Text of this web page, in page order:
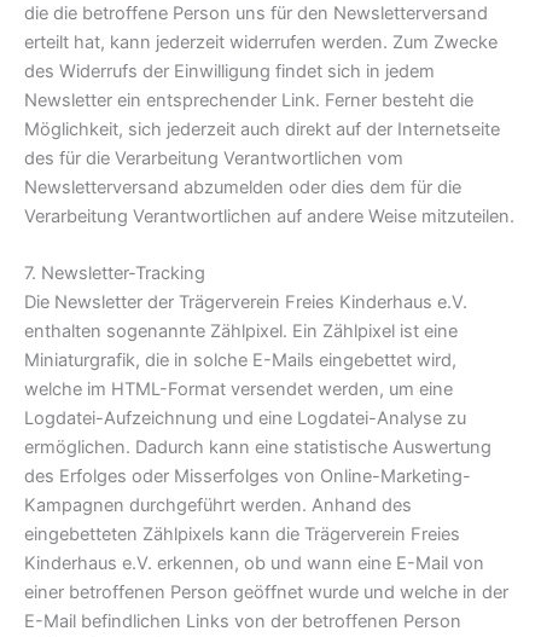
die die betroffene Person uns für den Newsletterversand
erteilt hat, kann jederzeit widerrufen werden. Zum Zwecke
des Widerrufs der Einwilligung findet sich in jedem
Newsletter ein entsprechender Link. Ferner besteht die
Möglichkeit, sich jederzeit auch direkt auf der Internetseite
des für die Verarbeitung Verantwortlichen vom
Newsletterversand abzumelden oder dies dem für die
Verarbeitung Verantwortlichen auf andere Weise mitzuteilen.
7. Newsletter-Tracking
Die Newsletter der Trägerverein Freies Kinderhaus e.V.
enthalten sogenannte Zählpixel. Ein Zählpixel ist eine
Miniaturgrafik, die in solche E-Mails eingebettet wird,
welche im HTML-Format versendet werden, um eine
Logdatei-Aufzeichnung und eine Logdatei-Analyse zu
ermöglichen. Dadurch kann eine statistische Auswertung
des Erfolges oder Misserfolges von Online-Marketing-
Kampagnen durchgeführt werden. Anhand des
eingebetteten Zählpixels kann die Trägerverein Freies
Kinderhaus e.V. erkennen, ob und wann eine E-Mail von
einer betroffenen Person geöffnet wurde und welche in der
E-Mail befindlichen Links von der betroffenen Person